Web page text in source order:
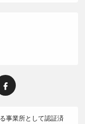
事業所として認証済